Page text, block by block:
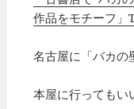
作品をモチーフ」
名古屋に「バカの
本屋に行ってもい